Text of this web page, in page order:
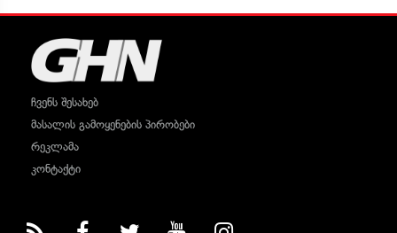
ჩვენს შესახებ
მასალის გამოყენების პირობები
რეკლამა
კონტაქტი